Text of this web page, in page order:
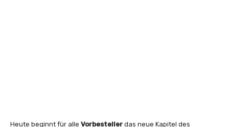
Heute beginnt für alle Vorbesteller das neue Kapitel des